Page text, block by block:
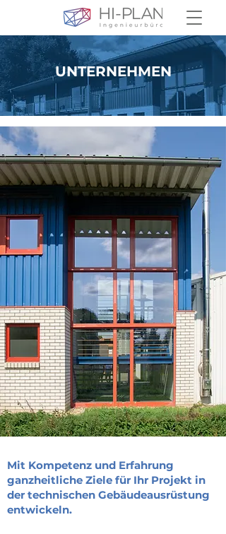
UNTERNEHMEN
Mit Kompetenz und Erfahrung
ganzheitliche Ziele für Ihr Projekt in
der technischen Gebäudeausrüstung
entwickeln.